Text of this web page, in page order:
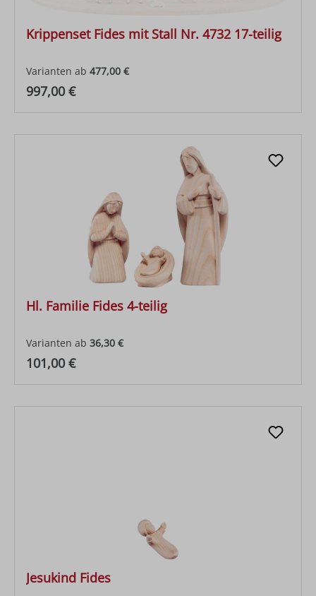
Krippenset Fides mit Stall Nr. 4732 17-teilig
Varianten ab 477,00 €
Regulärer Preis:
997,00 €
Hl. Familie Fides 4-teilig
Varianten ab 36,30 €
Regulärer Preis:
101,00 €
Jesukind Fides